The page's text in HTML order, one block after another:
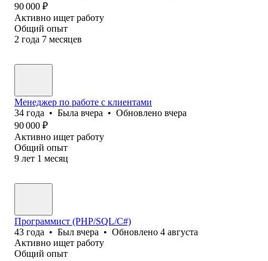
90 000 ₽
Активно ищет работу
Общий опыт
2 года 7 месяцев
Менеджер по работе с клиентами
34 года • Была вчера • Обновлено вчера
90 000 ₽
Активно ищет работу
Общий опыт
9 лет 1 месяц
Программист (PHP/SQL/C#)
43 года • Был вчера • Обновлено 4 августа
Активно ищет работу
Общий опыт